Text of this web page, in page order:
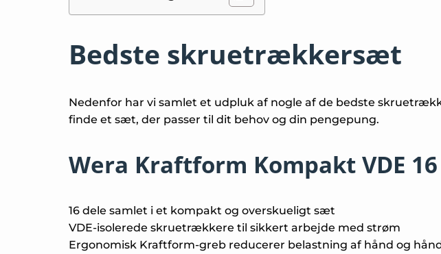
Bedste skruetrækkersæt
Nedenfor har vi samlet et udpluk af nogle af de bedste
finde et sæt, der passer til dit behov og din pengepung.
Wera Kraftform Kompakt VDE
16 dele samlet i et kompakt og overskueligt sæt
VDE-isolerede skruetrækkere til sikkert arbejde med strøm
Ergonomisk Kraftform-greb reducerer belastning af hånd og